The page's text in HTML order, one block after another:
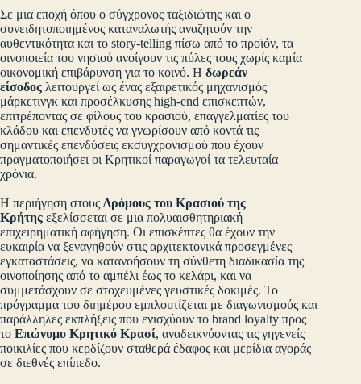
Σε μια εποχή όπου ο σύγχρονος ταξιδιώτης και ο
συνειδητοποιημένος καταναλωτής αναζητούν την
αυθεντικότητα και το story-telling πίσω από το προϊόν, τα
οινοποιεία του νησιού ανοίγουν τις πύλες τους χωρίς καμία
οικονομική επιβάρυνση για το κοινό. Η δωρεάν
είσοδος λειτουργεί ως ένας εξαιρετικός μηχανισμός
μάρκετινγκ και προσέλκυσης high-end επισκεπτών,
επιτρέποντας σε φίλους του κρασιού, επαγγελματίες του
κλάδου και επενδυτές να γνωρίσουν από κοντά τις
σημαντικές επενδύσεις εκσυγχρονισμού που έχουν
πραγματοποιήσει οι Κρητικοί παραγωγοί τα τελευταία
χρόνια.
Η περιήγηση στους Δρόμους του Κρασιού της
Κρήτης εξελίσσεται σε μια πολυαισθητηριακή
επιχειρηματική αφήγηση. Οι επισκέπτες θα έχουν την
ευκαιρία να ξεναγηθούν στις αρχιτεκτονικά προσεγμένες
εγκαταστάσεις, να κατανοήσουν τη σύνθετη διαδικασία της
οινοποίησης από το αμπέλι έως το κελάρι, και να
συμμετάσχουν σε στοχευμένες γευστικές δοκιμές. Το
πρόγραμμα του διημέρου εμπλουτίζεται με διαγωνισμούς και
παράλληλες εκπλήξεις που ενισχύουν το brand loyalty προς
το Επώνυμο Κρητικό Κρασί, αναδεικνύοντας τις γηγενείς
ποικιλίες που κερδίζουν σταθερά έδαφος και μερίδια αγοράς
σε διεθνές επίπεδο.